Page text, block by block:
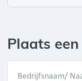
Plaats